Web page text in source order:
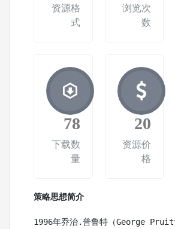
资源格
式
浏览次
数
78
下载数
量
20
资源价
格
策略思想简介
1996年乔治.普鲁特（George